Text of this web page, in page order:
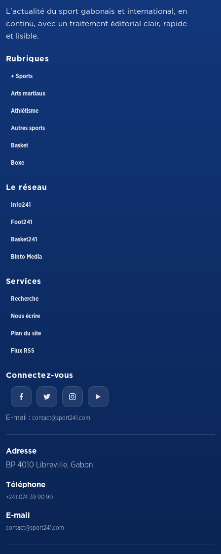
L'actualité du sport gabonais et international, en
continu, avec un traitement éditorial clair, rapide
et lisible.
Rubriques
+ Sports
Arts martiaux
Athlétisme
Autres sports
Basket
Boxe
Le réseau
Info241
Foot241
Basket241
Binto Media
Services
Recherche
Nous écrire
Plan du site
Flux RSS
Connectez-vous
E-mail : contact@sport241.com
Adresse
BP 4010 Libreville, Gabon
Téléphone
+241 074 39 90 90
E-mail
contact@sport241.com